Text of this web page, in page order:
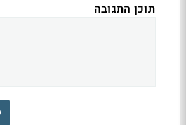
תוכן התגובה